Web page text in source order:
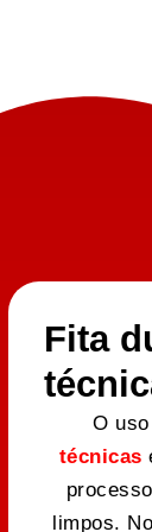
Fita
O
técnicas
limpos.